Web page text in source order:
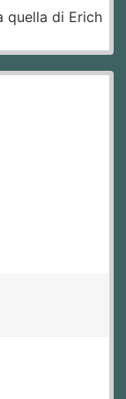
quella di Erich